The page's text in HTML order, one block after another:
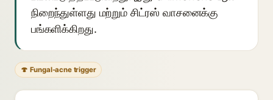
நிறைந்துள்ளது மற்றும் சிட்ரஸ் வாசனைக்கு
பங்களிக்கிறது.
🍄 Fungal-acne trigger